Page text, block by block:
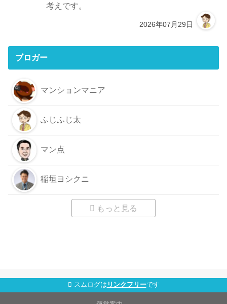
考えです。
2026年07月29日
ブロガー
マンションマニア
ふじふじ太
マン点
稲垣ヨシクニ
もっと見る
スムログは リンクフリーです